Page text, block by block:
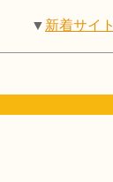
▼ 新着サイト